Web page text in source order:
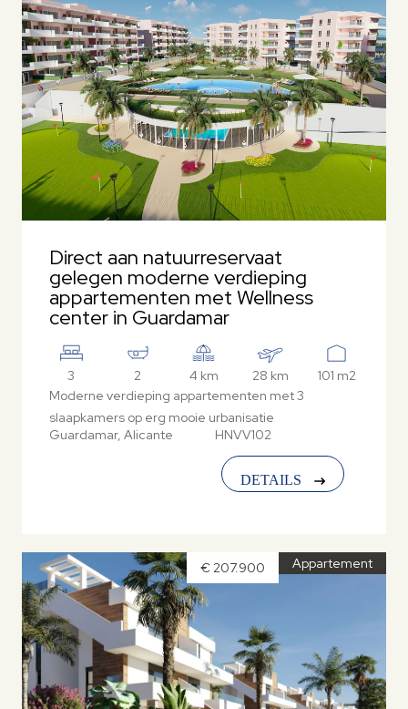
Direct aan natuurreservaat
gelegen moderne verdieping
appartementen met Wellness
center in Guardamar
3 2 4 km 28 km
101 m2
Moderne verdieping appartementen met 3
slaapkamers op erg mooie urbanisatie
Guardamar, Alicante
HNVV102
DETAILS
Appartement
€ 207.900